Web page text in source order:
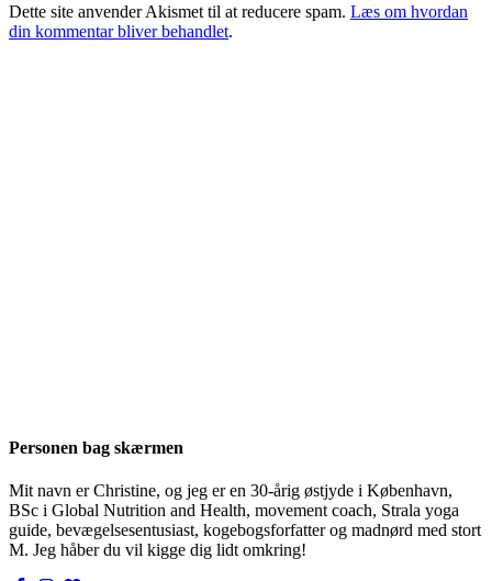
Dette site anvender Akismet til at reducere spam. Læs om hvordan
din kommentar bliver behandlet.
Personen bag skærmen
Mit navn er Christine, og jeg er en 30-årig østjyde i København,
BSc i Global Nutrition and Health, movement coach, Strala yoga
guide, bevægelsesentusiast, kogebogsforfatter og madnørd med stort
M. Jeg håber du vil kigge dig lidt omkring!